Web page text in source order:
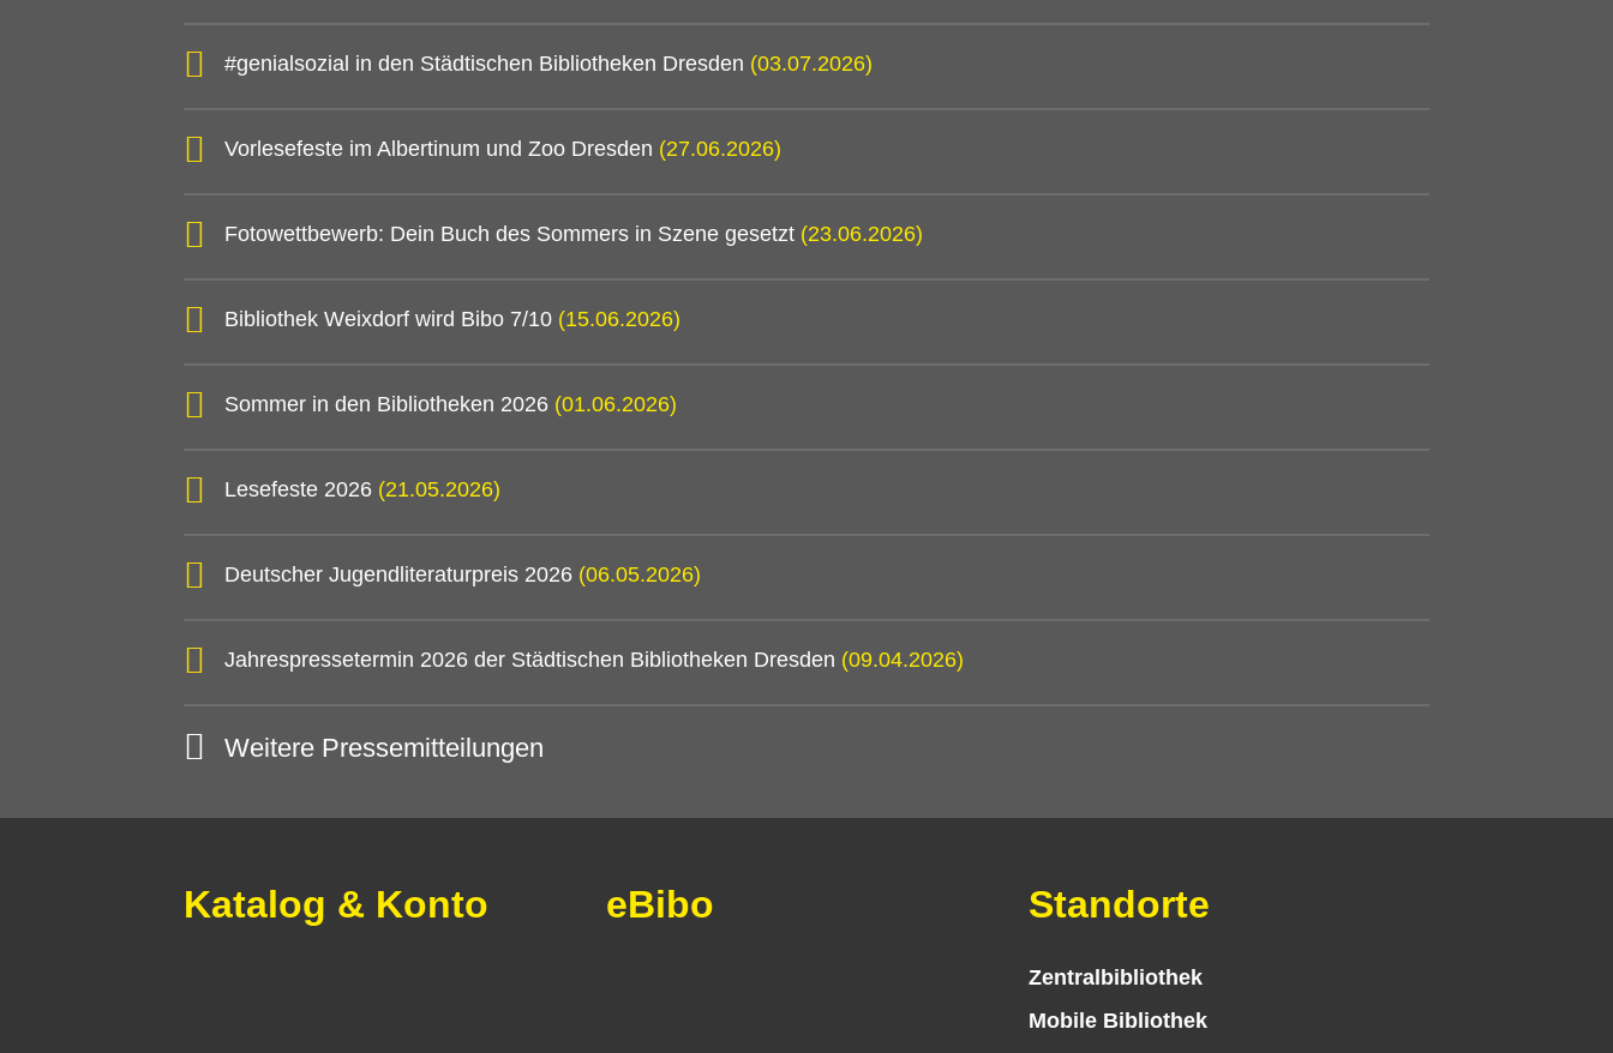
#genialsozial in den Städtischen Bibliotheken Dresden (03.07.2026)
Vorlesefeste im Albertinum und Zoo Dresden (27.06.2026)
Fotowettbewerb: Dein Buch des Sommers in Szene gesetzt (23.06.2026)
Bibliothek Weixdorf wird Bibo 7/10 (15.06.2026)
Sommer in den Bibliotheken 2026 (01.06.2026)
Lesefeste 2026 (21.05.2026)
Deutscher Jugendliteraturpreis 2026 (06.05.2026)
Jahrespressetermin 2026 der Städtischen Bibliotheken Dresden (09.04.2026)
Weitere Pressemitteilungen
Katalog & Konto eBibo Standorte
Zentralbibliothek
Mobile Bibliothek